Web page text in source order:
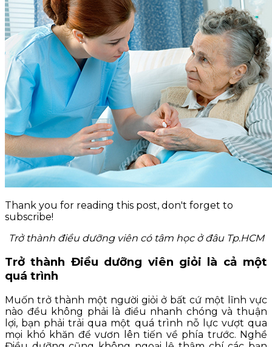
KỲ THI THPT QUỐC GIA
BLOG NGHỀ Y
KỸ NĂNG
TIN TỨC
Thank you for reading this post, don't forget to
subscribe!
Trở thành điều dưỡng viên có tâm học ở đâu Tp.HCM
Trở thành Điều dưỡng viên giỏi là cả một
quá trình
Muốn trở thành một người giỏi ở bất cứ một lĩnh vực
nào đều không phải là điều nhanh chóng và thuận
lợi, bạn phải trải qua một quá trình nỗ lực vượt qua
mọi khó khăn để vươn lên tiến về phía trước. Nghề